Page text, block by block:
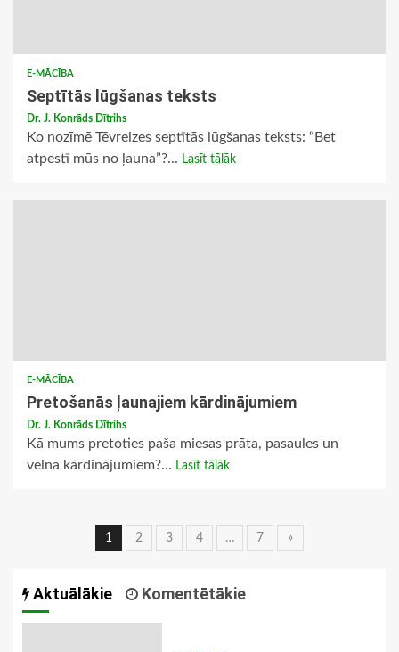
E-MĀCĪBA
Septītās lūgšanas teksts
Dr. J. Konrāds Dītrihs
Ko nozīmē Tēvreizes septītās lūgšanas teksts: “Bet
atpestī mūs no ļauna”?... Lasīt tālāk
E-MĀCĪBA
Pretošanās ļaunajiem kārdinājumiem
Dr. J. Konrāds Dītrihs
Kā mums pretoties paša miesas prāta, pasaules un
velna kārdinājumiem?... Lasīt tālāk
Ziņu
1 2 3 4 … 7 »
Aktuālākie Komentētākie